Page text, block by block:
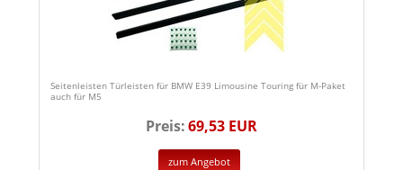
Seitenleisten Türleisten für BMW E39 Limousine Touring für M-Paket
auch für M5
Preis:69,53 EUR
zum Angebot